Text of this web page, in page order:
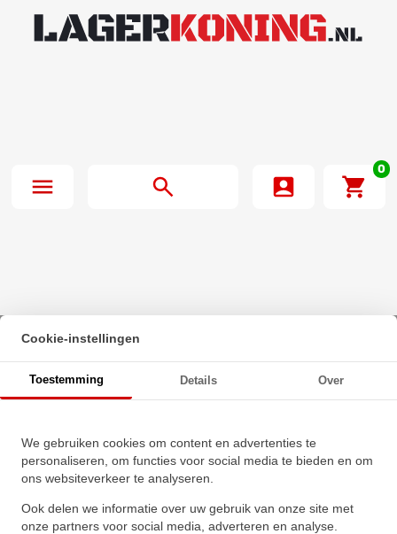
0
Beginpagina·
Zeskanttapbout Deeldraad DIN 931 M36x240mm 10.9
Onbehandeld
Cookie-instellingen
Toestemming Details Over
We gebruiken cookies om content en advertenties te
personaliseren, om functies voor social media te bieden en om
ons websiteverkeer te analyseren.
Ook delen we informatie over uw gebruik van onze site met
onze partners voor social media, adverteren en analyse.
Zeskanttapbout Deeldraad DIN
931 M36x240mm 10.9
Onbehandeld